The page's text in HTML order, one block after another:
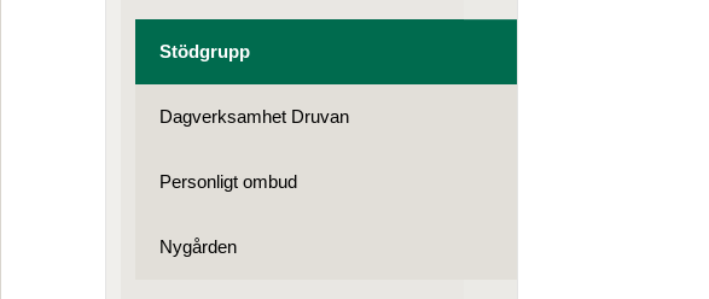
Stödgrupp
Dagverksamhet Druvan
Personligt ombud
Nygården